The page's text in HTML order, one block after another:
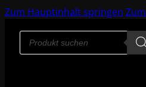
Zum Hauptinhalt springen
Products
search